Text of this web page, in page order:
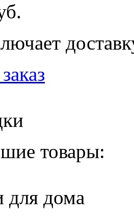
товары:
для дома